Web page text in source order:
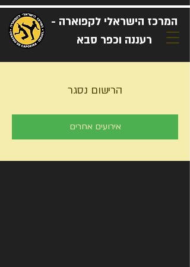
המרכז הישראלי לקפוארה -
רעננה וכפר סבא
הרישום נסגר
אירועים אחרים